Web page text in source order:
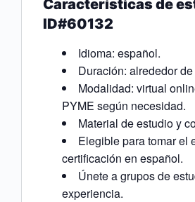
Características de
ID#60132
Idioma: español.
Duración: alrededor
Modalidad: virtual
PYME según necesidad.
Material de estudio y
Elegible para tomar el
certificación en español.
Únete a grupos de
experiencia.